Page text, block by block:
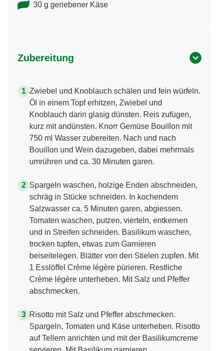
30 g geriebener Käse
Zubereitung
Zwiebel und Knoblauch schälen und fein würfeln.
Öl in einem Topf erhitzen, Zwiebel und
Knoblauch darin glasig dünsten. Reis zufügen,
kurz mit andünsten. Knorr Gemüse Bouillon mit
750 ml Wasser zubereiten. Nach und nach
Bouillon und Wein dazugeben, dabei mehrmals
umrühren und ca. 30 Minuten garen.
Spargeln waschen, holzige Enden abschneiden,
schräg in Stücke schneiden. In kochendem
Salzwasser ca. 5 Minuten garen, abgiessen.
Tomaten waschen, putzen, vierteln, entkernen
und in Streifen schneiden. Basilikum waschen,
trocken tupfen, etwas zum Garnieren
beiseitelegen. Blätter von den Stielen zupfen. Mit
1 Esslöffel Crème légère pürieren. Restliche
Crème légère unterheben. Mit Salz und Pfeffer
abschmecken.
Risotto mit Salz und Pfeffer abschmecken.
Spargeln, Tomaten und Käse unterheben. Risotto
auf Tellern anrichten und mit der Basilikumcreme